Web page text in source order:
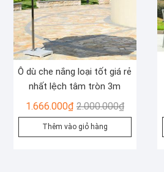
Ô dù che nắng loại tốt giá rẻ
nhất lệch tâm tròn 3m
2.000.000₫Giá
gốc
là:
1.666.000₫
Giá
hiện
tại
Thêm vào giỏ hàng